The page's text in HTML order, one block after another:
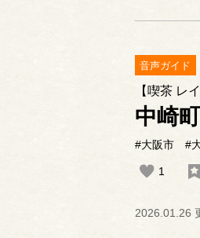
音声ガイド
【喫茶 レ
中崎
#大阪市 #
1
2026.01.26